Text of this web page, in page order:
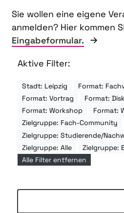
Sie wollen eine eigene
anmelden? Hier kommen
Eingabeformular.
Aktive Filter:
Stadt: Leipzig
Format:
Format: Vortrag
Format:
Format: Workshop
Format:
Zielgruppe: Fach-Community
Zielgruppe: Studierende/
Zielgruppe: Alle
Zielgruppe:
Alle Filter entfernen